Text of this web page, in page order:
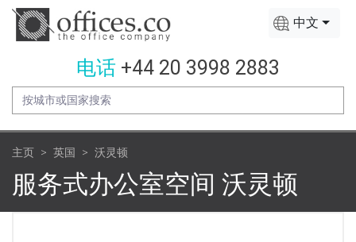
中文
电话 +44 20 3998 2883
主页 英国 沃灵顿
服务式办公室空间 沃灵顿